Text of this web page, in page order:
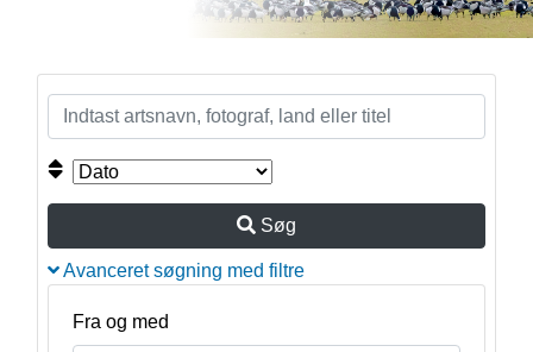
Søg
Avanceret søgning med filtre
Fra og med